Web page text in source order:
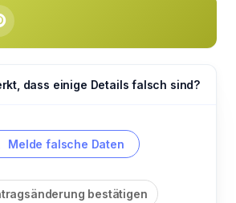
dass einige Details falsch sind?
Melde falsche Daten
bestätigen